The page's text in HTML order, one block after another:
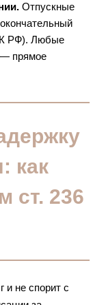
Отпускные
РФ). Любые
— прямое
как
ст. 236
и не спорит с